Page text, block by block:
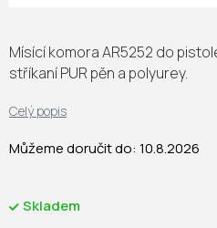
Skladem
Můžeme doručit do: 10.8.2026
Mísící komora AR5252 do
stříkaní PUR pěn a polyurey.
Celý popis